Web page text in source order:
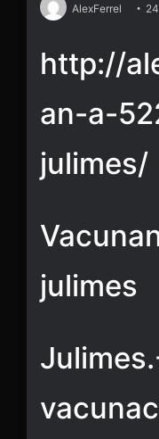
AlexFerrel
http://
an-a-
julimes/
julimes